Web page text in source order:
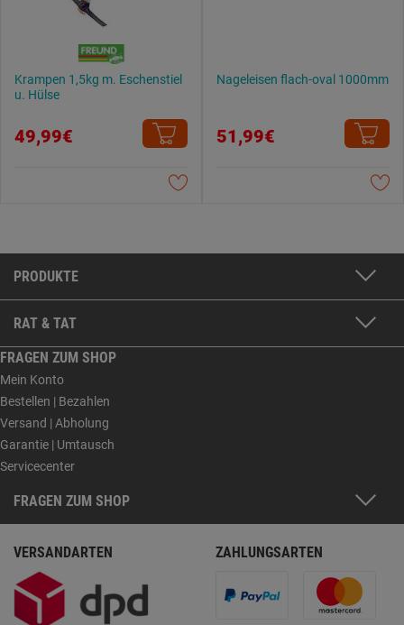
Krampen 1,5kg m. Eschenstiel
u. Hülse
49,99€
Nageleisen flach-oval 1000mm
51,99€
PRODUKTE
RAT & TAT
FRAGEN ZUM SHOP
Mein Konto
Bestellen | Bezahlen
Versand | Abholung
Garantie | Umtausch
Servicecenter
FRAGEN ZUM SHOP
VERSANDARTEN ZAHLUNGSARTEN